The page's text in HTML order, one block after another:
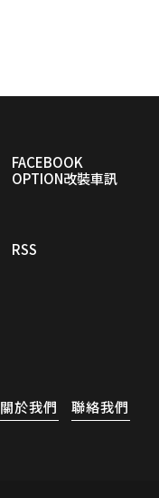
FACEBOOK
OPTION改裝車訊
RSS
關於我們 聯絡我們